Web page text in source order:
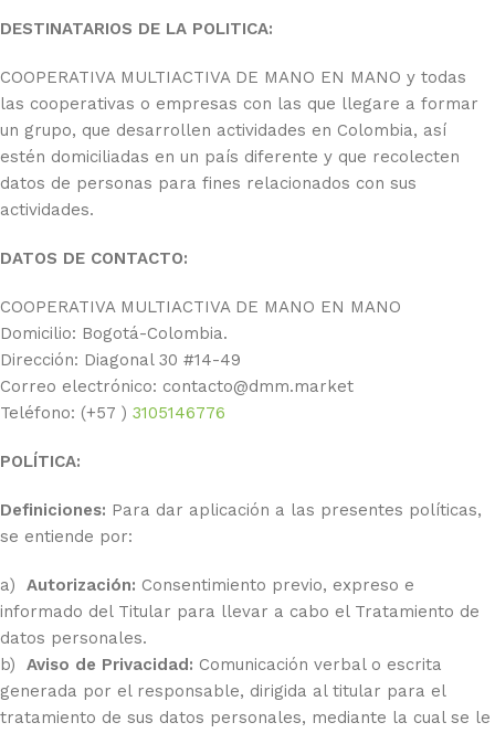
DESTINATARIOS DE LA POLITICA:
COOPERATIVA MULTIACTIVA DE MANO EN MANO y todas
las cooperativas o empresas con las que llegare a formar
un grupo, que desarrollen actividades en Colombia, así
estén domiciliadas en un país diferente y que recolecten
datos de personas para fines relacionados con sus
actividades.
DATOS DE CONTACTO:
COOPERATIVA MULTIACTIVA DE MANO EN MANO
Domicilio: Bogotá-Colombia.
Dirección: Diagonal 30 #14-49
Correo electrónico: contacto@dmm.market
Teléfono: (+57 ) 3105146776
POLÍTICA:
Definiciones: Para dar aplicación a las presentes políticas,
se entiende por:
a) Autorización: Consentimiento previo, expreso e
informado del Titular para llevar a cabo el Tratamiento de
datos personales.
b) Aviso de Privacidad: Comunicación verbal o escrita
generada por el responsable, dirigida al titular para el
tratamiento de sus datos personales, mediante la cual se le